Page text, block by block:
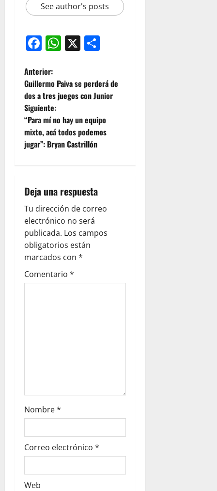
See author's posts
Facebook
WhatsApp
X
Anterior:
Guillermo Paiva se perderá de
dos a tres juegos con Junior
Siguiente:
“Para mí no hay un equipo
mixto, acá todos podemos
jugar”: Bryan Castrillón
Deja una respuesta
Tu dirección de correo
electrónico no será
publicada. Los campos
obligatorios están
marcados con *
Comentario *
Nombre*
Correo electrónico *
Web